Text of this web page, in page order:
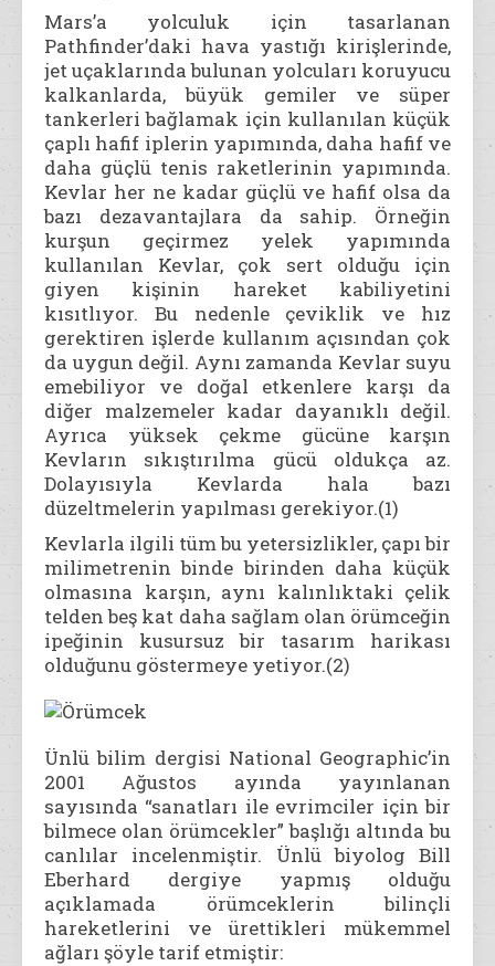
Mars’a yolculuk için tasarlanan
Pathfinder’daki hava yastığı kirişlerinde,
jet uçaklarında bulunan yolcuları koruyucu
kalkanlarda, büyük gemiler ve süper
tankerleri bağlamak için kullanılan küçük
çaplı hafif iplerin yapımında, daha hafif ve
daha güçlü tenis raketlerinin yapımında.
Kevlar her ne kadar güçlü ve hafif olsa da
bazı dezavantajlara da sahip. Örneğin
kurşun geçirmez yelek yapımında
kullanılan Kevlar, çok sert olduğu için
giyen kişinin hareket kabiliyetini
kısıtlıyor. Bu nedenle çeviklik ve hız
gerektiren işlerde kullanım açısından çok
da uygun değil. Aynı zamanda Kevlar suyu
emebiliyor ve doğal etkenlere karşı da
diğer malzemeler kadar dayanıklı değil.
Ayrıca yüksek çekme gücüne karşın
Kevların sıkıştırılma gücü oldukça az.
Dolayısıyla Kevlarda hala bazı
düzeltmelerin yapılması gerekiyor.(1)
Kevlarla ilgili tüm bu yetersizlikler, çapı bir
milimetrenin binde birinden daha küçük
olmasına karşın, aynı kalınlıktaki çelik
telden beş kat daha sağlam olan örümceğin
ipeğinin kusursuz bir tasarım harikası
olduğunu göstermeye yetiyor.(2)
Ünlü bilim dergisi National Geographic’in
2001 Ağustos ayında yayınlanan
sayısında “sanatları ile evrimciler için bir
bilmece olan örümcekler” başlığı altında bu
canlılar incelenmiştir. Ünlü biyolog Bill
Eberhard dergiye yapmış olduğu
açıklamada örümceklerin bilinçli
hareketlerini ve ürettikleri mükemmel
ağları şöyle tarif etmiştir: